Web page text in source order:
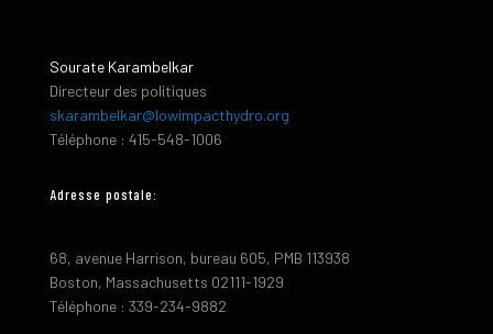
Sourate Karambelkar
Directeur des politiques
skarambelkar@lowimpacthydro.org
Téléphone : 415-548-1006
Adresse postale:
68, avenue Harrison, bureau 605, PMB 113938
Boston, Massachusetts 02111-1929
Téléphone : 339-234-9882